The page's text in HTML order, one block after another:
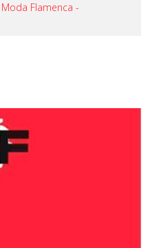
Flamenca -